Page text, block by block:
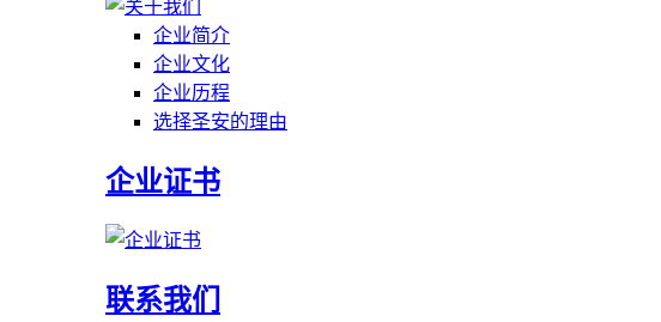
企业简介
企业文化
企业历程
选择圣安的理由
企业证书
联系我们